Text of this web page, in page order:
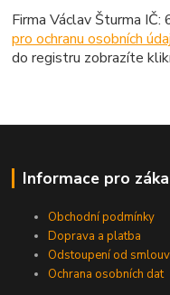
Firma Václav Šturma
pro ochranu osobních
do registru zobrazíte
Informace pro
Obchodní podmínky
Doprava a platba
Odstoupení od
Ochrana osobních dat